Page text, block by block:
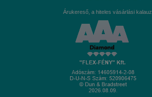
Árukereső, a hiteles vásárlási kalauz